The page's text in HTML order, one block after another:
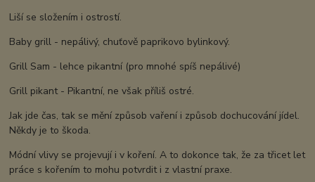
Liší se složením i ostrostí.
Baby grill - nepálivý, chuťově paprikovo bylinkový.
Grill Sam - lehce pikantní (pro mnohé spíš nepálivé)
Grill pikant - Pikantní, ne však příliš ostré.
Jak jde čas, tak se mění způsob vaření i způsob dochucování jídel.
Někdy je to škoda.
Módní vlivy se projevují i v koření. A to dokonce tak, že za třicet let
práce s kořením to mohu potvrdit i z vlastní praxe.